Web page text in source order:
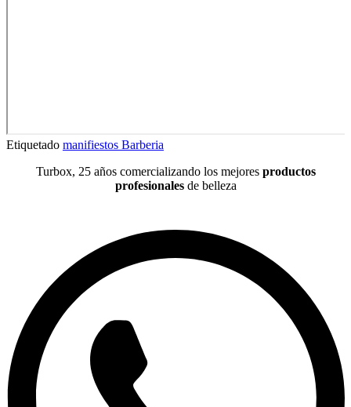
Etiquetado manifiestos Barberia
Turbox, 25 años comercializando los mejores productos
profesionalesde belleza